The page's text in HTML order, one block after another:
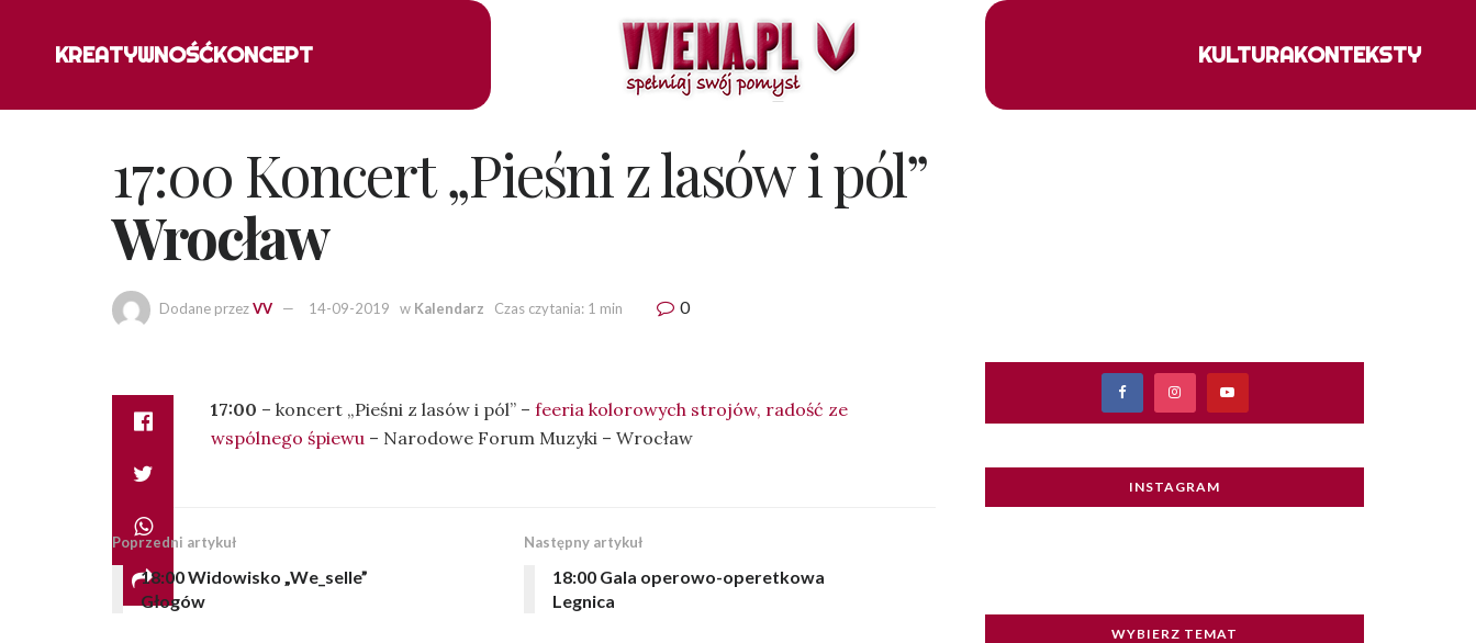
KREATYWNOŚĆKONCEPT KULTURAKONTEKSTY
17:00 Koncert „Pieśni z lasów i pól”
Wrocław
Dodane przezVV 14-09-2019 w Kalendarz Czas czytania: 1 min 0
17:00 – koncert „Pieśni z lasów i pól” – feeria kolorowych strojów, radość ze
wspólnego śpiewu – Narodowe Forum Muzyki – Wrocław
Poprzedni artykuł
18:00 Widowisko „We_selle”
Głogów
Następny artykuł
18:00 Gala operowo-operetkowa
Legnica
INSTAGRAM
WYBIERZ TEMAT